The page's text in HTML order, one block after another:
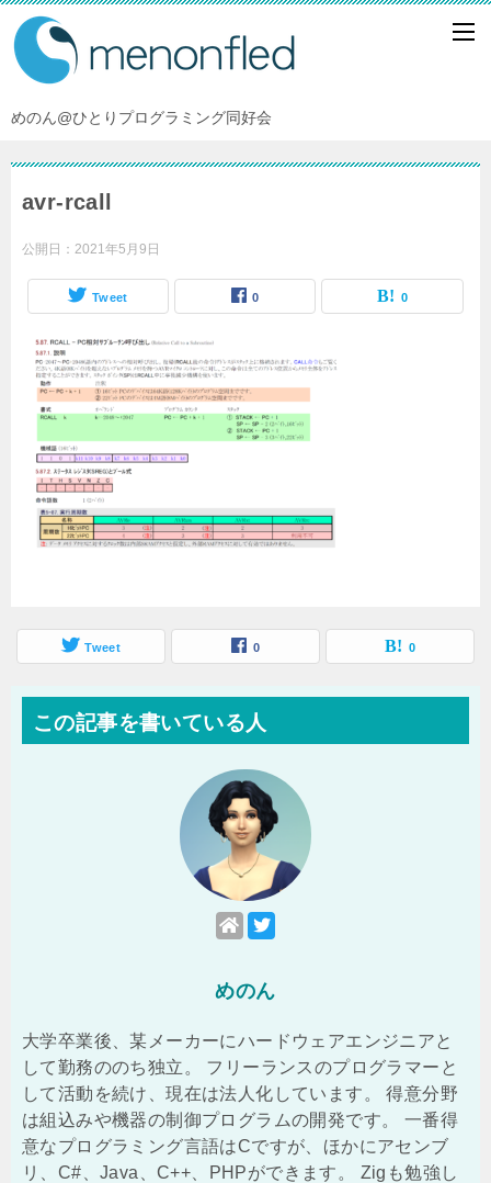
めのん@ひとりプログラミング同好会
avr-rcall
公開日： 2021年5月9日
Tweet 0 0
Tweet 0 0
この記事を書いている人
めのん
大学卒業後、某メーカーにハードウェアエンジニアと
して勤務ののち独立。 フリーランスのプログラマーと
して活動を続け、現在は法人化しています。 得意分野
は組込みや機器の制御プログラムの開発です。 一番得
意なプログラミング言語はCですが、ほかにアセンブ
リ、C#、Java、C++、PHPができます。 Zigも勉強し